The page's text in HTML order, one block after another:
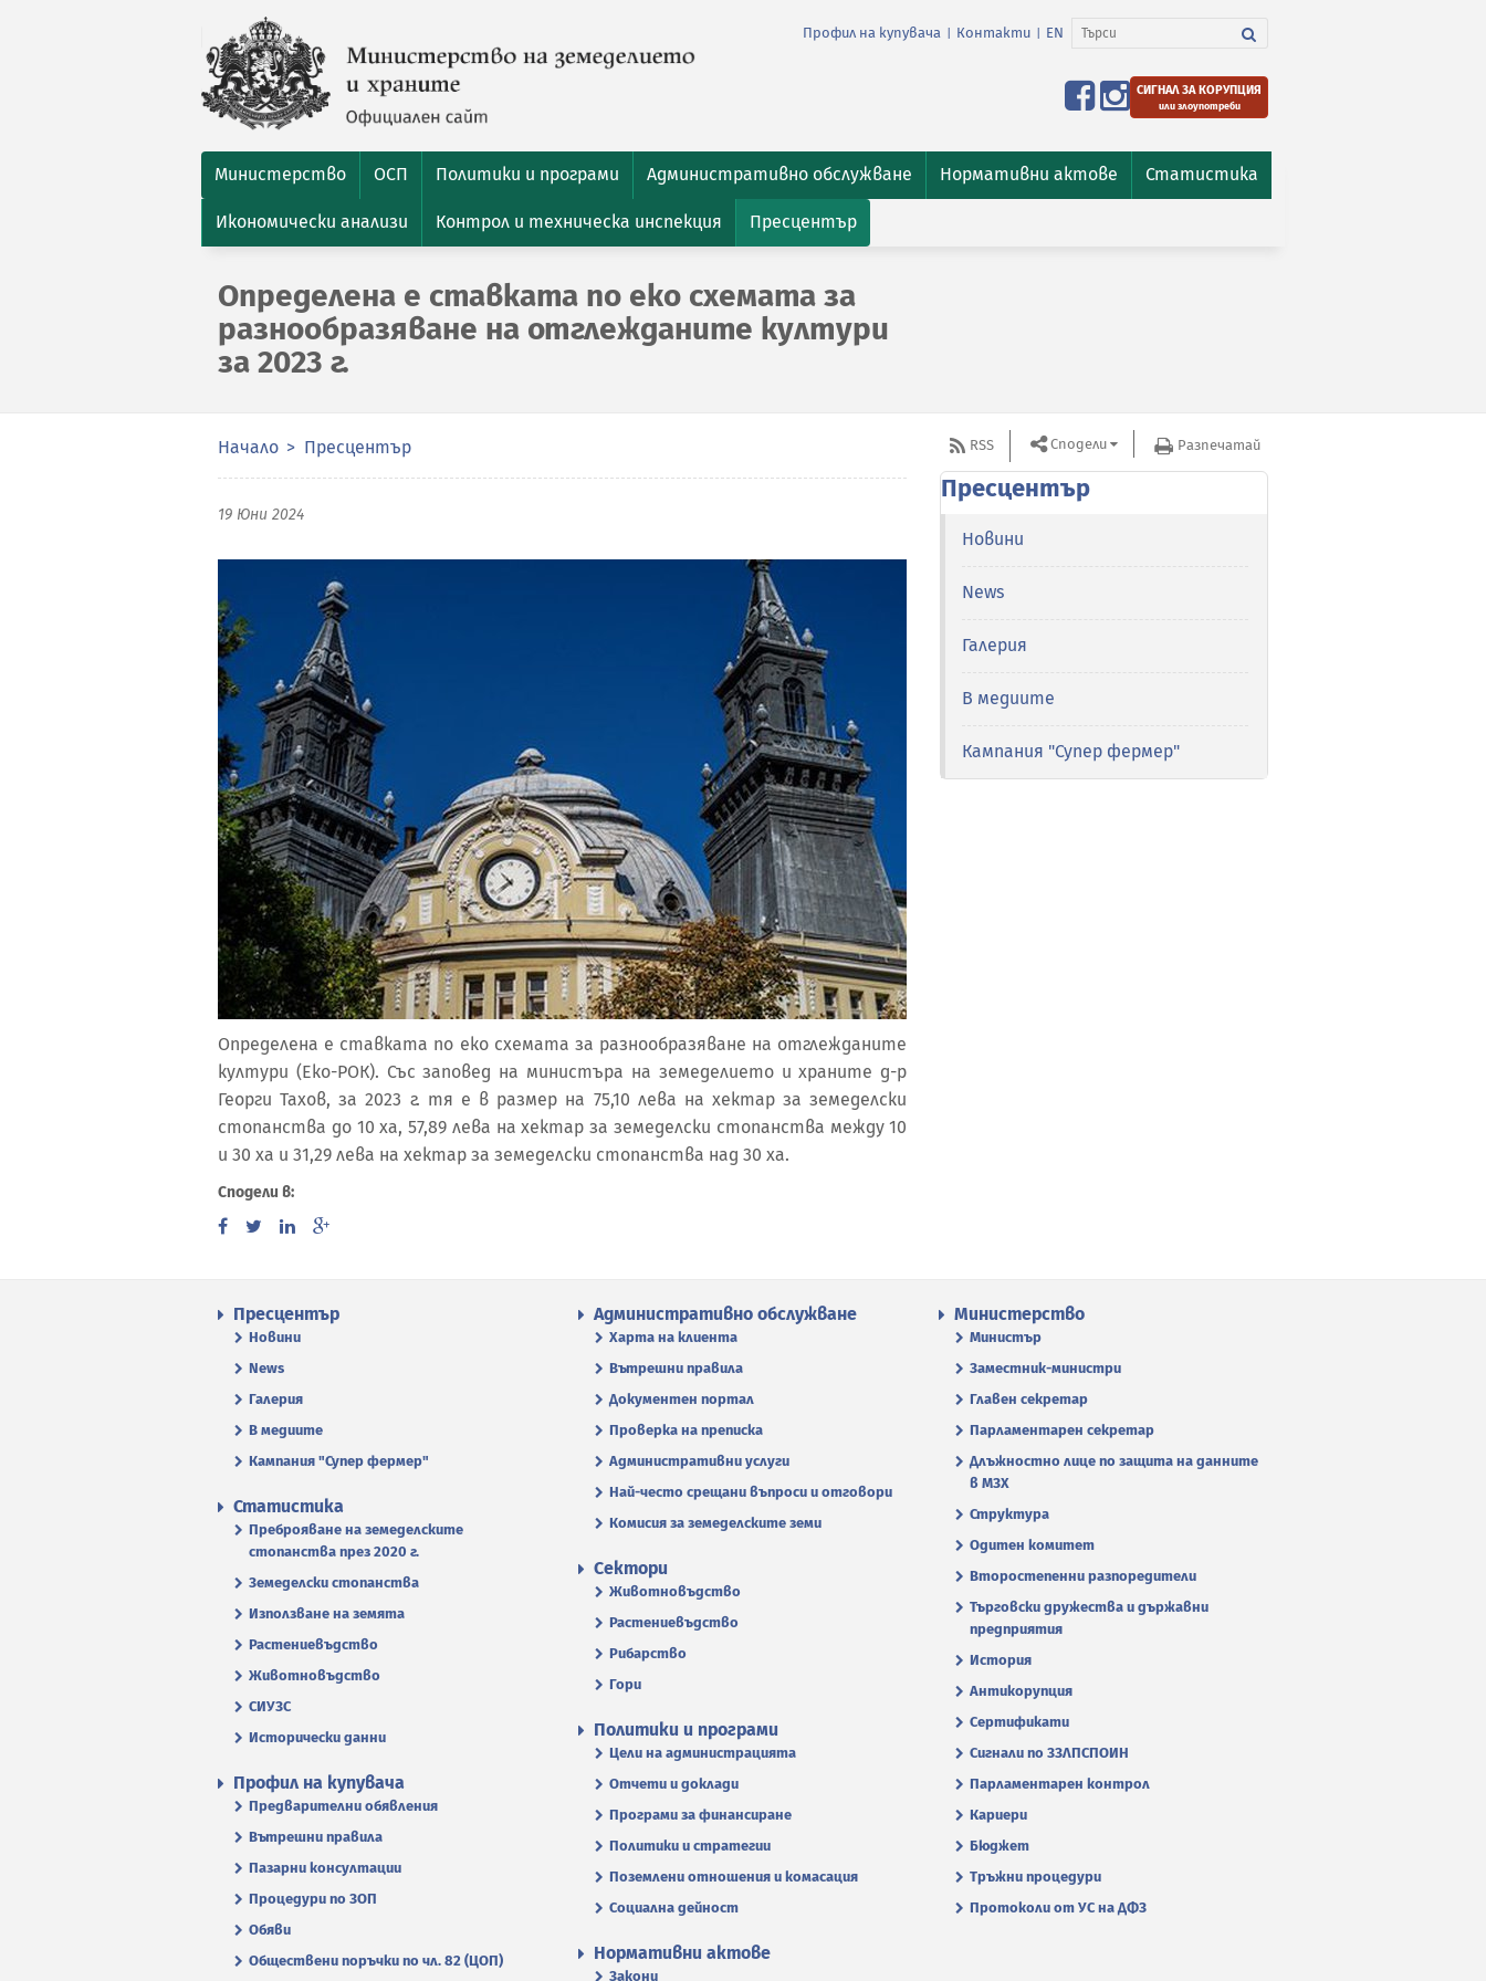
Профил на купувача Контакти EN
СИГНАЛ ЗА КОРУПЦИЯ
или злоупотреби
Министерство ОСП Политики и програми Административно обслужване Нормативни актове Статистика
Икономически анализи Контрол и техническа инспекция Пресцентър
Определена е ставката по еко схемата за
разнообразяване на отглежданите култури
за 2023 г.
Начало Пресцентър
19 Юни 2024
Определена е ставката по еко схемата за разнообразяване на отглежданите
култури (Еко-РОК). Със заповед на министъра на земеделието и храните д-р
Георги Тахов, за 2023 г. тя е в размер на 75,10 лева на хектар за земеделски
стопанства до 10 ха, 57,89 лева на хектар за земеделски стопанства между 10
и 30 ха и 31,29 лева на хектар за земеделски стопанства над 30 ха.
Сподели в:
RSS Сподели Разпечатай
Пресцентър
Новини
News
Галерия
В медиите
Кампания "Супер фермер"
Пресцентър
Новини
News
Галерия
В медиите
Кампания "Супер фермер"
Административно обслужване
Харта на клиента
Вътрешни правила
Документен портал
Проверка на преписка
Административни услуги
Най-често срещани въпроси и отговори
Комисия за земеделските земи
Министерство
Министър
Заместник-министри
Главен секретар
Парламентарен секретар
Длъжностно лице по защита на данните
в МЗХ
Структура
Одитен комитет
Второстепенни разпоредители
Търговски дружества и държавни
предприятия
История
Антикорупция
Сертификати
Сигнали по ЗЗЛПСПОИН
Парламентарен контрол
Кариери
Бюджет
Тръжни процедури
Протоколи от УС на ДФЗ
Статистика
Преброяване на земеделските
стопанства през 2020 г.
Земеделски стопанства
Използване на земята
Растениевъдство
Животновъдство
СИУЗС
Исторически данни
Сектори
Животновъдство
Растениевъдство
Рибарство
Гори
Политики и програми
Цели на администрацията
Отчети и доклади
Програми за финансиране
Политики и стратегии
Поземлени отношения и комасация
Социална дейност
Профил на купувача
Предварителни обявления
Вътрешни правила
Пазарни консултации
Процедури по ЗОП
Обяви
Обществени поръчки по чл. 82 (ЦОП)
Нормативни актове
Закони